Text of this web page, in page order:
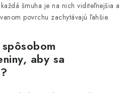
šmuha je na nich viditeľnejšia a
povrchu zachytávajú ľahšie.
aby sa